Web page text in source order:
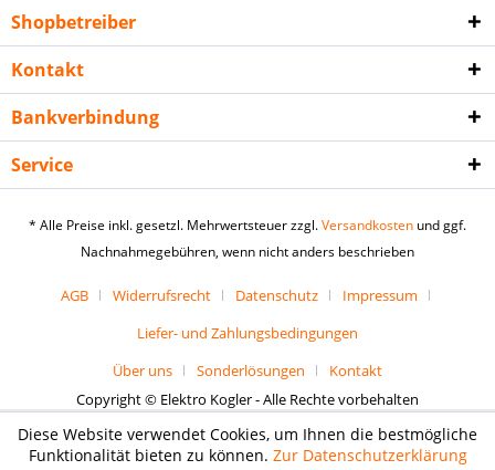
Shopbetreiber
Kontakt
Bankverbindung
Service
* Alle Preise inkl. gesetzl. Mehrwertsteuer zzgl.Versandkosten und ggf.
Nachnahmegebühren, wenn nicht anders beschrieben
AGB Widerrufsrecht Datenschutz
Impressum
Liefer- und Zahlungsbedingungen
Über uns
Sonderlösungen
Kontakt
Copyright © Elektro Kogler - Alle Rechte vorbehalten
Diese Website verwendet Cookies, um Ihnen die bestmögliche
Funktionalität bieten zu können. Zur Datenschutzerklärung